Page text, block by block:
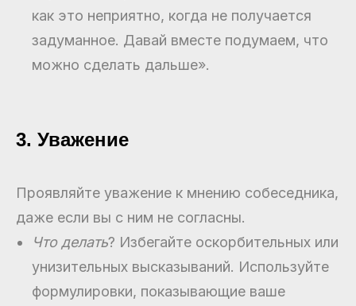
как это неприятно, когда не получается
задуманное. Давай вместе подумаем, что
можно сделать дальше».
3. Уважение
Проявляйте уважение к мнению собеседника,
даже если вы с ним не согласны.
Что делать? Избегайте оскорбительных или
унизительных высказываний. Используйте
формулировки, показывающие ваше